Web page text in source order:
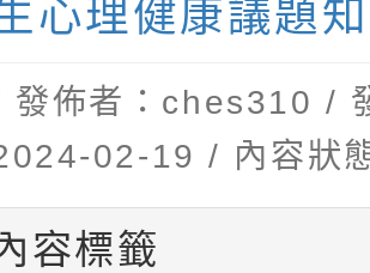
心理健康議題
發佈者：ches310 /
02-19 / 內容狀
容標籤